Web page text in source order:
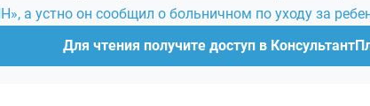
а устно он сообщил о больничном по уходу за
Для чтения получите доступ в